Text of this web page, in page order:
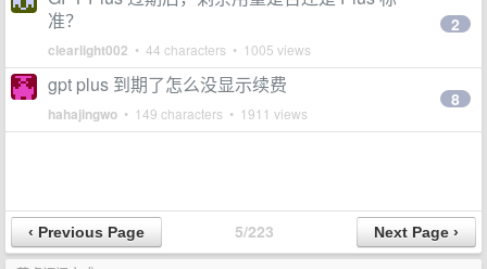
准？
clearlight002 • 44 characters • 1005 views
2
gpt plus 到期了怎么没显示续费
hahajingwo • 149 characters • 1911 views
8
5/223